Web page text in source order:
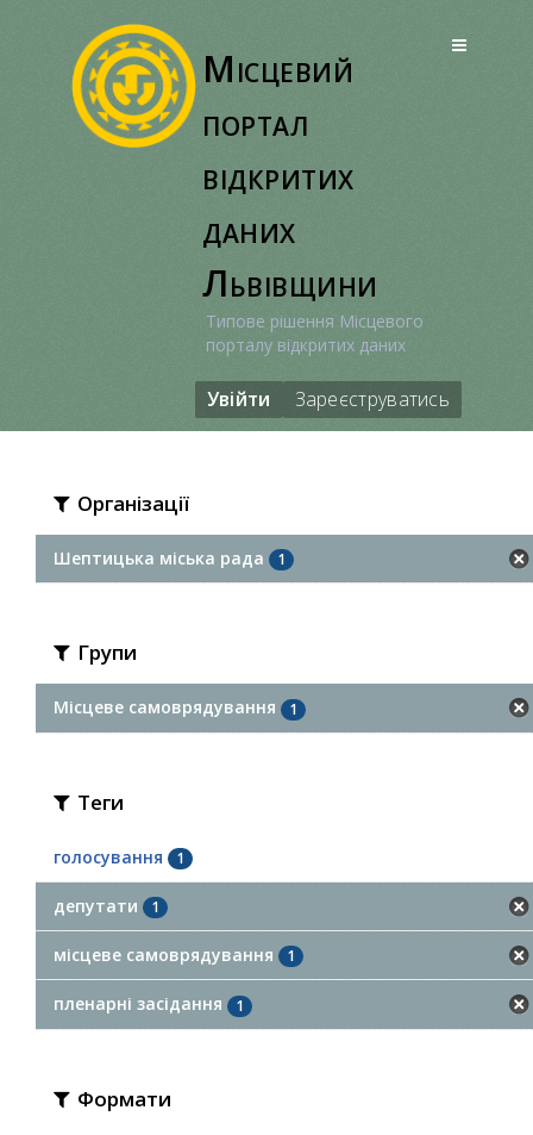
Місцевий
портал
відкритих
даних
Львівщини
Типове рішення Місцевого
порталу відкритих даних
Увійти Зареєструватись
Організації
Шептицька міська рада 1
Групи
Місцеве самоврядування 1
Теги
голосування 1
депутати 1
місцеве самоврядування 1
пленарні засідання 1
Формати